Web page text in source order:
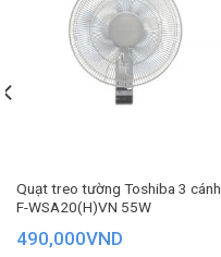
Quạt treo tường Toshiba 3 cánh
F-WSA20(H)VN 55W
490,000VND